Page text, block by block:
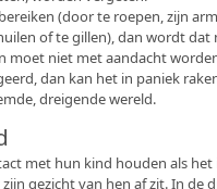
(door te roepen, zijn
of te gillen), dan wordt dat
moet niet met aandacht
dan kan het in paniek
dreigende wereld.
met hun kind houden als
gezicht van hen af zit. In de